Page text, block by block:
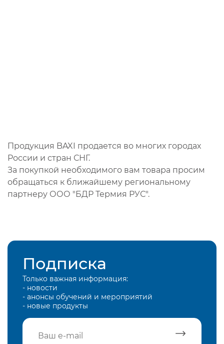
Продукция BAXI продается во многих городах
России и стран СНГ.
За покупкой необходимого вам товара просим
обращаться к ближайшему региональному
партнеру ООО "БДР Термия РУС".
Подписка
Только важная информация:
- новости
- анонсы обучений и мероприятий
- новые продукты